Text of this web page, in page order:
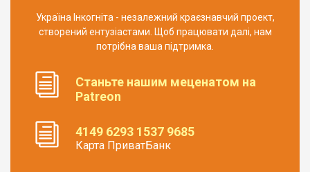
Україна Інкогніта - незалежний краєзнавчий проект,
створений ентузіастами. Щоб працювати далі, нам
потрібна ваша підтримка.
Станьте нашим меценатом на
Patreon
4149 6293 1537 9685
Карта ПриватБанк